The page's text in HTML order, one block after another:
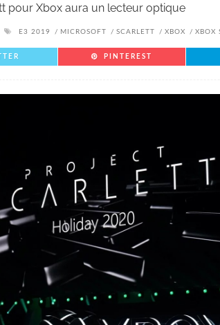
pour Xbox aura un lecteur optique
E3 2019 MICROSOFT SCARLETT XBOX XBOX
PINTEREST